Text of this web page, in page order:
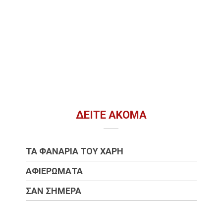
ΔΕΊΤΕ ΑΚΌΜΑ
ΤΑ ΦΑΝΆΡΙΑ ΤΟΥ ΧΆΡΗ
ΑΦΙΕΡΏΜΑΤΑ
ΣΑΝ ΣΉΜΕΡΑ